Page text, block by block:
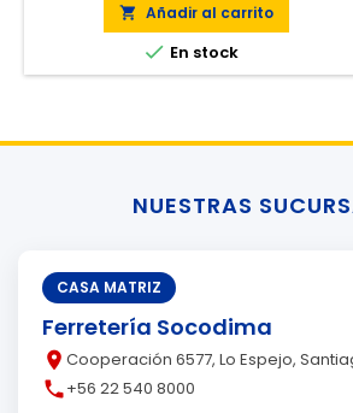
 Añadir al carrito
 En stock
NUESTRAS
CASA MATRIZ
Ferretería Socodima
place Cooperación 6577, Lo Espejo,
call+56 22 540 8000